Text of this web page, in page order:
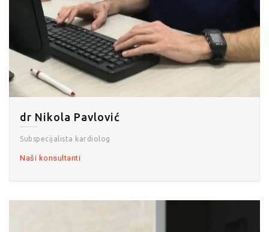
dr Nikola Pavlović
Subspecijalista kardiolog
Naši konsultanti